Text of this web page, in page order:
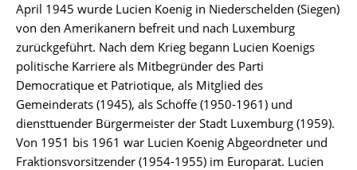
April 1945 wurde Lucien Koenig in Niederschelden (Siegen)
von den Amerikanern befreit und nach Luxemburg
zurückgeführt. Nach dem Krieg begann Lucien Koenigs
politische Karriere als Mitbegründer des Parti
Democratique et Patriotique, als Mitglied des
Gemeinderats (1945), als Schöffe (1950-1961) und
diensttuender Bürgermeister der Stadt Luxemburg (1959).
Von 1951 bis 1961 war Lucien Koenig Abgeordneter und
Fraktionsvorsitzender (1954-1955) im Europarat. Lucien